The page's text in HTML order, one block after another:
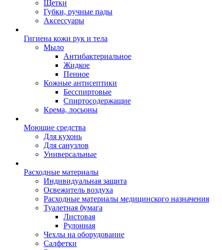
Щетки
Губки, ручные пады
Аксессуары
Гигиена кожи рук и тела
Мыло
Антибактериальное
Жидкое
Пенное
Кожные антисептики
Бесспиртовые
Cпиртосодержащие
Крема, лосьоны
Моющие средства
Для кухонь
Для санузлов
Универсальные
Расходные материалы
Индивидуальная защита
Освежитель воздуха
Расходные материалы медицинского назначения
Туалетная бумага
Листовая
Рулонная
Чехлы на оборудование
Салфетки